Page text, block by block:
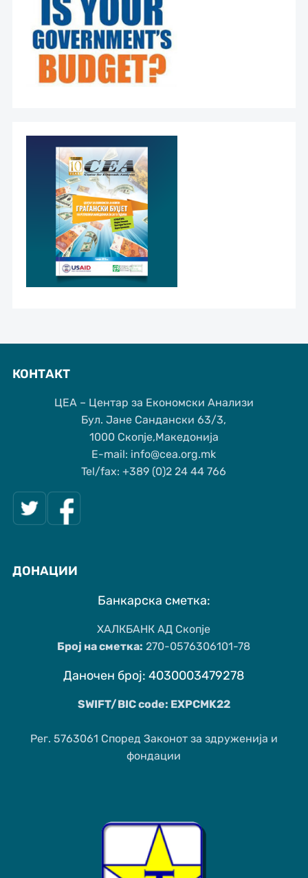
КОНТАКТ
ЦЕА – Центар за Економски Анализи
Бул. Јане Сандански 63/3,
1000 Скопје,Македонија
Е-mail: info@cea.org.mk
Tel/fax: +389 (0)2 24 44 766
ДОНАЦИИ
Банкарска сметка:
ХАЛКБАНК АД Скопје
Број на сметка: 270-0576306101-78
Даночен број: 4030003479278
SWIFT/BIC code: EXPCMK22
Рег. 5763061 Според Законот за здруженија и
фондации